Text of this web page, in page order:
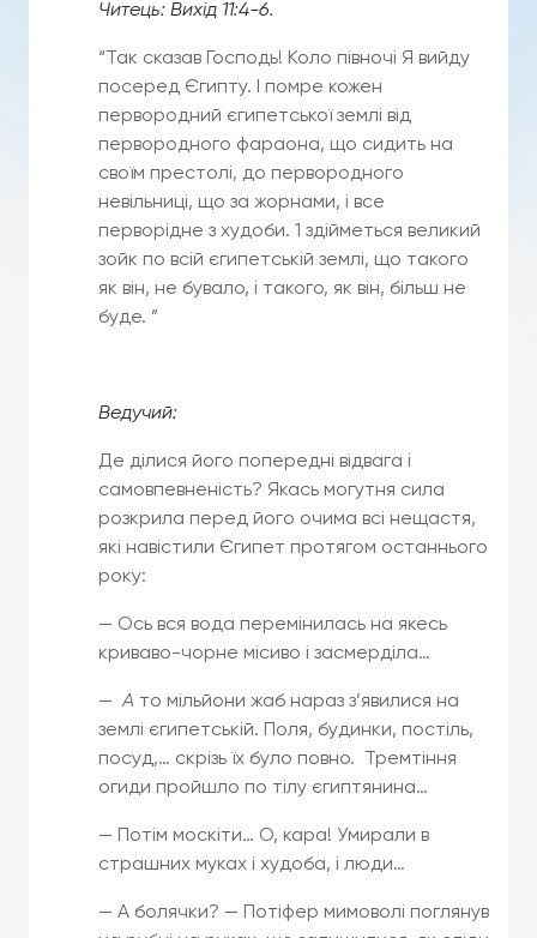
Читець: Вихід 11:4-6.
“Так сказав Господь! Коло півночі Я вийду
посеред Єгипту. І помре кожен
первородний єгипетської землі від
первородного фараона, що сидить на
своїм престолі, до первородного
невільниці, що за жорнами, і все
перворідне з худоби. 1 здійметься великий
зойк по всій єгипетській землі, що такого
як він, не бувало, і такого, як він, більш не
буде. ”
Ведучий:
Де ділися його попередні відвага і
самовпевненість? Якась могутня сила
розкрила перед його очима всі нещастя,
які навістили Єгипет протягом останнього
року:
— Ось вся вода перемінилась на якесь
криваво-чорне місиво і засмерділа…
— А то мільйони жаб нараз з’явилися на
землі єгипетській. Поля, будинки, постіль,
посуд,… скрізь їх було повно. Тремтіння
огиди пройшло по тілу єгиптянина…
— Потім москіти… О, кара! Умирали в
страшних муках і худоба, і люди…
— А болячки? — Потіфер мимоволі поглянув